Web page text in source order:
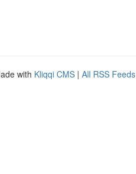
with Kliqqi CMS | All RSS Feeds